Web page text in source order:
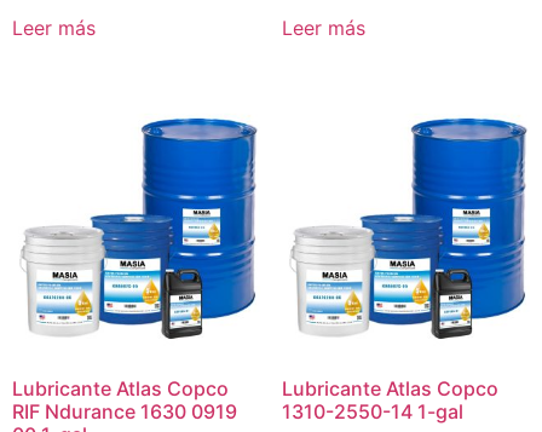
Leer más Leer más
Lubricante Atlas Copco
RIF Ndurance 1630 0919
Lubricante Atlas Copco
1310-2550-14 1-gal